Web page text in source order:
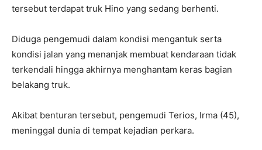
tersebut terdapat truk Hino yang sedang berhenti.
Diduga pengemudi dalam kondisi mengantuk serta
kondisi jalan yang menanjak membuat kendaraan tidak
terkendali hingga akhirnya menghantam keras bagian
belakang truk.
Akibat benturan tersebut, pengemudi Terios, Irma (45),
meninggal dunia di tempat kejadian perkara.